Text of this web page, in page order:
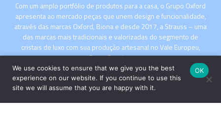
Com um amplo portfólio de produtos para a casa, o Grupo Oxford
apresenta ao mercado peças que unem design e funcionalidade,
através das marcas Oxford, Biona e desde 2017, a Strauss – uma
das marcas mais tradicionais e valorizadas do segmento de
cristais de luxo com sua produção artesanal no Vale Europeu,
Santa Catarina.
We use cookies to ensure that we give you the best
experience on our website. If you continue to use this
site we will assume that you are happy with it.
OK